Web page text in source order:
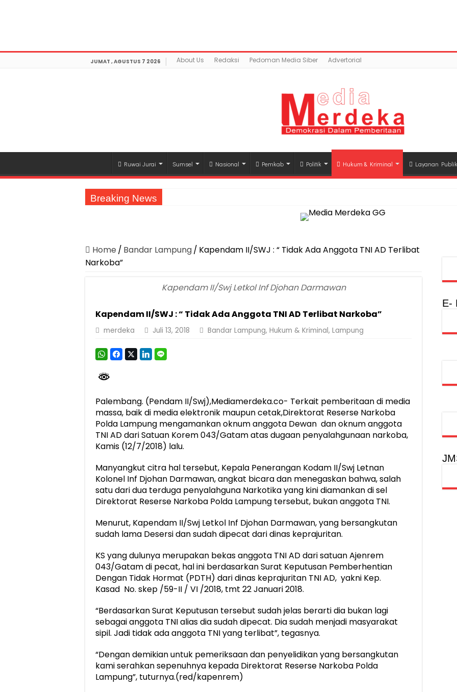
JUMAT , AGUSTUS 7 2026 About Us Redaksi Pedoman Media Siber Advertorial
Ruwai Jurai Sumsel Nasional Pemkab Politik Hukum & Kriminal Layanan Publik
Breaking News
Jasa Raharja Serahkan Santunan kepada Ahli Waris Korban Kebakaran KM Mutiara Sentosa II
Pastikan Pelayanan Maksimal, Direksi Jasa Raharja Tinjau Korban Kebakaran KM Mutiara Sentosa II
Dirut Jasa Raharja Dampingi Wamenhub Tinjau Penanganan Korban KM Mutiara Sentosa II di RS PHC
Jasa Raharja Jamin Seluruh Korban Kebakaran KM Mutiara Sentosa II di Perairan Sumenep
Purnama Wulan Sari Mirza Buka SiSeSa Roadshow Lampung 2026, Dorong Kolaborasi Industri Kreatif dan
Purnama Wulan Sari Mirza Lepas Peserta Jalan Sehat Lansia, Ajak Wujudkan Lansia Sehat dan Bahagia
Gelar Audiensi, Jasa Raharja dan Kementerian PANRB Perkuat Koordinasi Tingkatkan Kepatuhan PKB dan
Home / Bandar Lampung/ Kapendam II/SWJ : “ Tidak Ada Anggota TNI AD Terlibat
Narkoba”
Kapendam II/Swj Letkol Inf Djohan Darmawan
Kapendam II/SWJ : “ Tidak Ada Anggota TNI AD Terlibat Narkoba”
merdeka Juli 13, 2018 Bandar Lampung, Hukum & Kriminal, Lampung
Palembang. (Pendam II/Swj),Mediamerdeka.co- Terkait pemberitaan di media
massa, baik di media elektronik maupun cetak,Direktorat Reserse Narkoba
Polda Lampung mengamankan oknum anggota Dewan dan oknum anggota
TNI AD dari Satuan Korem 043/Gatam atas dugaan penyalahgunaan narkoba,
Kamis (12/7/2018) lalu.
Manyangkut citra hal tersebut, Kepala Penerangan Kodam II/Swj Letnan
Kolonel Inf Djohan Darmawan, angkat bicara dan menegaskan bahwa, salah
satu dari dua terduga penyalahguna Narkotika yang kini diamankan di sel
Direktorat Reserse Narkoba Polda Lampung tersebut, bukan anggota TNI.
Menurut, Kapendam II/Swj Letkol Inf Djohan Darmawan, yang bersangkutan
sudah lama Desersi dan sudah dipecat dari dinas keprajuritan.
KS yang dulunya merupakan bekas anggota TNI AD dari satuan Ajenrem
043/Gatam di pecat, hal ini berdasarkan Surat Keputusan Pemberhentian
Dengan Tidak Hormat (PDTH) dari dinas keprajuritan TNI AD, yakni Kep.
Kasad No. skep /59-II / VI /2018, tmt 22 Januari 2018.
“Berdasarkan Surat Keputusan tersebut sudah jelas berarti dia bukan lagi
sebagai anggota TNI alias dia sudah dipecat. Dia sudah menjadi masyarakat
sipil. Jadi tidak ada anggota TNI yang terlibat”, tegasnya.
“Dengan demikian untuk pemeriksaan dan penyelidikan yang bersangkutan
kami serahkan sepenuhnya kepada Direktorat Reserse Narkoba Polda
Lampung”, tuturnya.(red/kapenrem)
E-